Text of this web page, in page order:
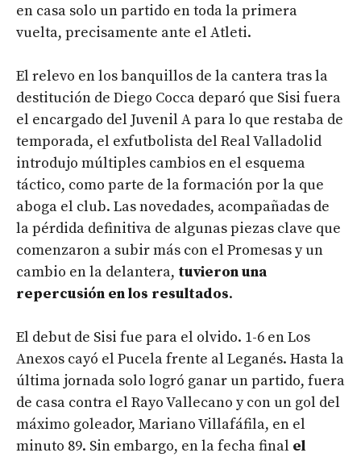
en casa solo un partido en toda la primera
vuelta, precisamente ante el Atleti.
El relevo en los banquillos de la cantera tras la
destitución de Diego Cocca deparó que Sisi fuera
el encargado del Juvenil A para lo que restaba de
temporada, el exfutbolista del Real Valladolid
introdujo múltiples cambios en el esquema
táctico, como parte de la formación por la que
aboga el club. Las novedades, acompañadas de
la pérdida definitiva de algunas piezas clave que
comenzaron a subir más con el Promesas y un
cambio en la delantera, tuvieron una
repercusión en los resultados.
El debut de Sisi fue para el olvido. 1-6 en Los
Anexos cayó el Pucela frente al Leganés. Hasta la
última jornada solo logró ganar un partido, fuera
de casa contra el Rayo Vallecano y con un gol del
máximo goleador, Mariano Villafáfila, en el
minuto 89. Sin embargo, en la fecha final el